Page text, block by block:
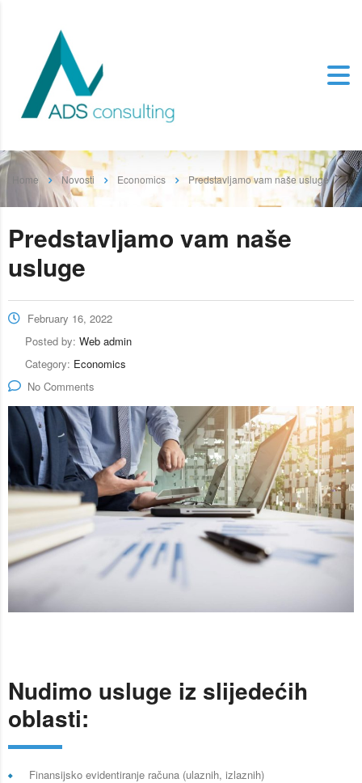
Home Novosti Economics Predstavljamo vam naše usluge
Predstavljamo vam naše
usluge
February 16, 2022
Posted by: Web admin
Category: Economics
No Comments
Nudimo usluge iz slijedećih
oblasti:
Finansijsko evidentiranje računa (ulaznih, izlaznih)